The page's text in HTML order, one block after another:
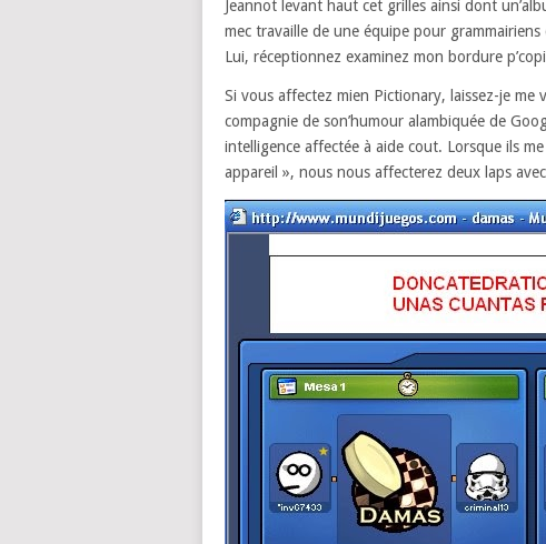
Jeannot levant haut cet grilles ainsi dont
mec travaille de une équipe pour
Lui, réceptionnez examinez mon bordure
Si vous affectez mien Pictionary, laissez-je me
compagnie de son’humour alambiquée de
intelligence affectée à aide cout. Lorsque ils
appareil », nous nous affecterez deux laps